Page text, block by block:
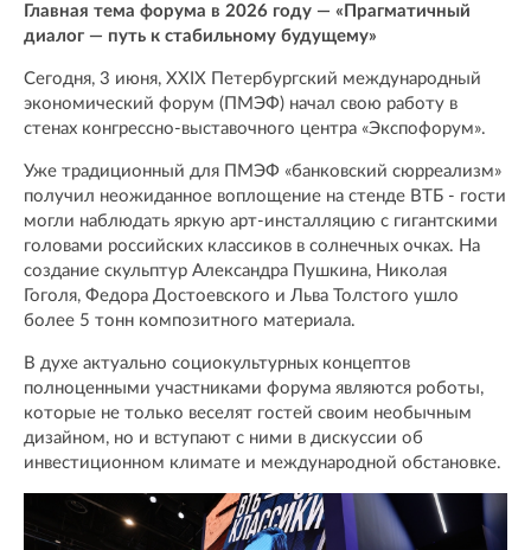
Главная тема форума в 2026 году — «Прагматичный
диалог — путь к стабильному будущему»
Сегодня, 3 июня, XXIX Петербургский международный
экономический форум (ПМЭФ) начал свою работу в
стенах конгрессно-выставочного центра «Экспофорум».
Уже традиционный для ПМЭФ «банковский сюрреализм»
получил неожиданное воплощение на стенде ВТБ - гости
могли наблюдать яркую арт-инсталляцию с гигантскими
головами российских классиков в солнечных очках. На
создание скульптур Александра Пушкина, Николая
Гоголя, Федора Достоевского и Льва Толстого ушло
более 5 тонн композитного материала.
В духе актуально социокультурных концептов
полноценными участниками форума являются роботы,
которые не только веселят гостей своим необычным
дизайном, но и вступают с ними в дискуссии об
инвестиционном климате и международной обстановке.